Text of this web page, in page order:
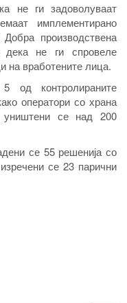
не ги задоволуваат
имплементирано
производствена
дека не ги спровеле
на вработените лица.
од контролираните
оператори со храна
уништени се над 200
се 55 решенија со
се 23 парични